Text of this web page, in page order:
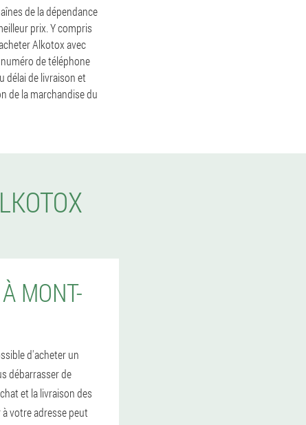
de la dépendance
prix. Y compris
Alkotox avec
de téléphone
délai de livraison et
de la marchandise du
MONT-
d'acheter un
débarrasser de
et la livraison des
votre adresse peut